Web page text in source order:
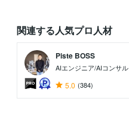
関連する人気プロ人材
Piste BOSS
AIエンジニア/AIコンサル
5.0 (384)